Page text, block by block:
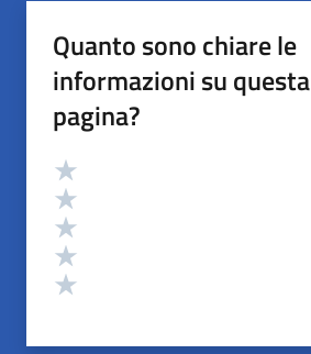
Quanto sono chiare le
informazioni su questa
pagina?
Valutazione